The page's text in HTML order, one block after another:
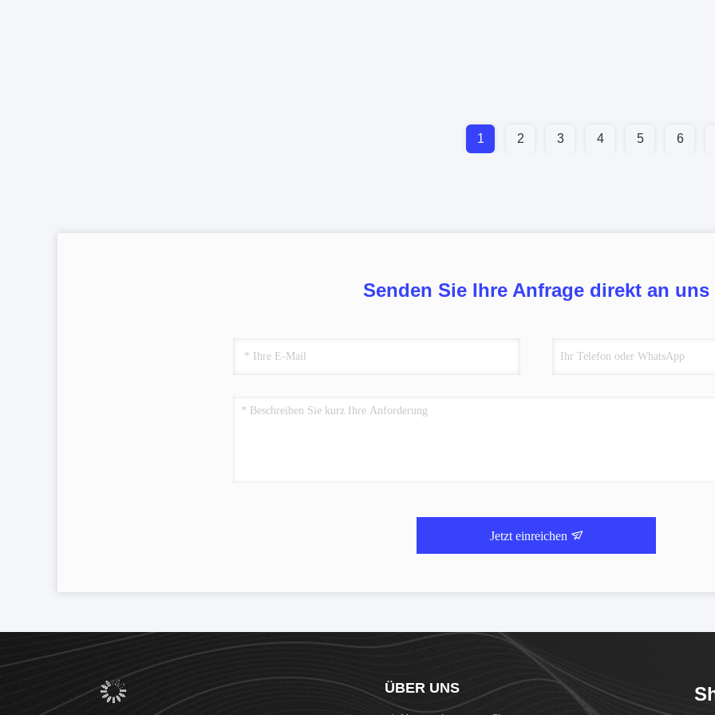
1 2 3 4 5 6
Senden Sie Ihre Anfrage direkt an uns
Jetzt einreichen
ÜBER UNS